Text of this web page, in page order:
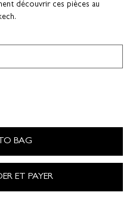
découvrir ces pièces au
BAG
ET PAYER